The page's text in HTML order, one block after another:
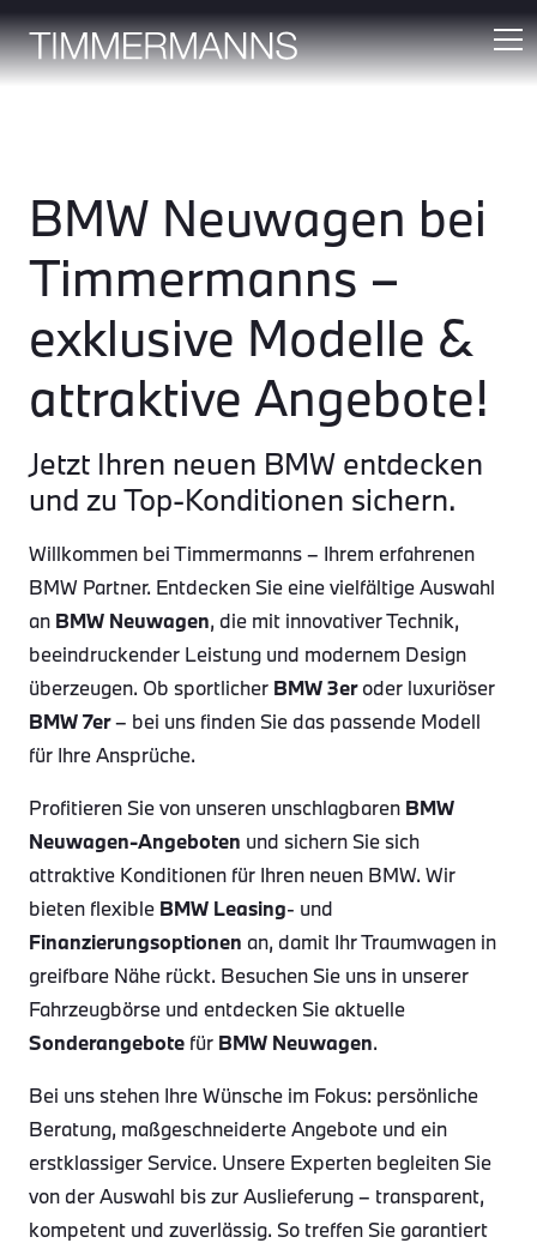
BMW Neuwagen bei
Timmermanns –
exklusive Modelle &
attraktive Angebote!
Jetzt Ihren neuen BMW entdecken
und zu Top-Konditionen sichern.
Willkommen bei Timmermanns – Ihrem erfahrenen
BMW Partner. Entdecken Sie eine vielfältige Auswahl
an BMW Neuwagen, die mit innovativer Technik,
beeindruckender Leistung und modernem Design
überzeugen. Ob sportlicher BMW 3eroder luxuriöser
BMW 7er– bei uns finden Sie das passende Modell
für Ihre Ansprüche.
Profitieren Sie von unseren unschlagbaren BMW
Neuwagen-Angeboten und sichern Sie sich
attraktive Konditionen für Ihren neuen BMW. Wir
bieten flexible BMW Leasing- und
Finanzierungsoptionen an, damit Ihr Traumwagen in
greifbare Nähe rückt. Besuchen Sie uns in unserer
Fahrzeugbörse und entdecken Sie aktuelle
Sonderangebote für BMW Neuwagen.
Bei uns stehen Ihre Wünsche im Fokus: persönliche
Beratung, maßgeschneiderte Angebote und ein
erstklassiger Service. Unsere Experten begleiten Sie
von der Auswahl bis zur Auslieferung – transparent,
kompetent und zuverlässig. So treffen Sie garantiert